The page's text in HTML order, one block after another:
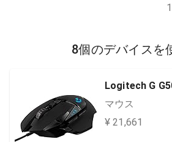
8個のデバイスを
Logitech G
マウス
¥ 21,661